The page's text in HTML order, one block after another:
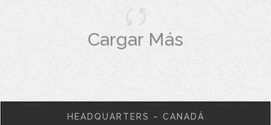
Cargar Más
HEADQUARTERS – CANADÁ